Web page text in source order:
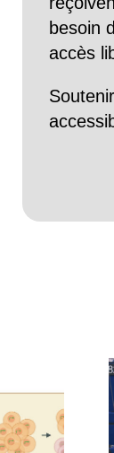
besoin
accès